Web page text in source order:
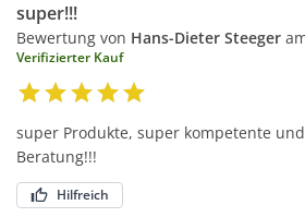
super!!!
Bewertung von Hans-Dieter Steeger
Verifizierter Kauf
super Produkte, super kompetente
Beratung!!!
Hilfreich